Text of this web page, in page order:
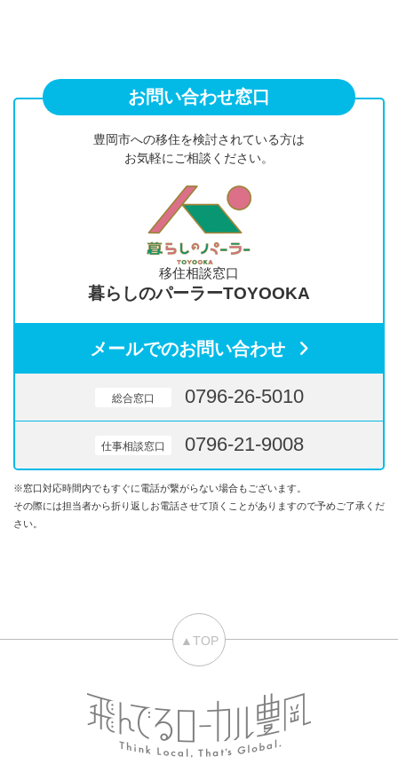
お問い合わせ窓口
豊岡市への移住を検討されている方は
お気軽にご相談ください。
移住相談窓口
暮らしのパーラーTOYOOKA
メールでのお問い合わせ
総合窓口 0796-26-5010
仕事相談窓口 0796-21-9008
※窓口対応時間内でもすぐに電話が繋がらない場合もございます。
その際には担当者から折り返しお電話させて頂くことがありますので予めご了承くだ
さい。
▲TOP